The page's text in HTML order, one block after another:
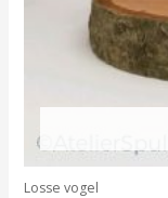
Losse vogel